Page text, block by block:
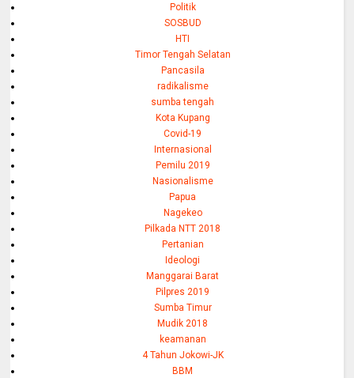
Politik
SOSBUD
HTI
Timor Tengah Selatan
Pancasila
radikalisme
sumba tengah
Kota Kupang
Covid-19
Internasional
Pemilu 2019
Nasionalisme
Papua
Nagekeo
Pilkada NTT 2018
Pertanian
Ideologi
Manggarai Barat
Pilpres 2019
Sumba Timur
Mudik 2018
keamanan
4 Tahun Jokowi-JK
BBM